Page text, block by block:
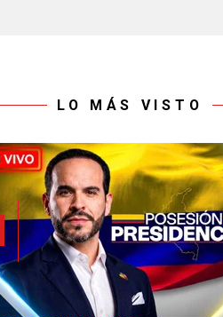
LO MÁS VISTO